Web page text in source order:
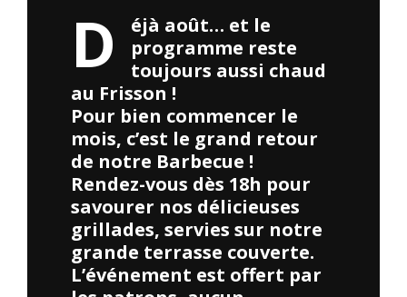
D
éjà août… et le
programme reste
toujours aussi chaud
au Frisson !
Pour bien commencer le
mois, c’est le grand retour
de notre Barbecue !
Rendez-vous dès 18h pour
savourer nos délicieuses
grillades, servies sur notre
grande terrasse couverte.
L’événement est offert par